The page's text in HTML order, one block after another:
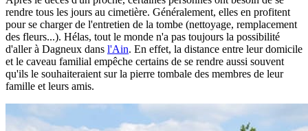
rendre tous les jours au cimetière. Généralement, elles en profitent
pour se charger de l'entretien de la tombe (nettoyage, remplacement
des fleurs...). Hélas, tout le monde n'a pas toujours la possibilité
d'aller à Dagneux dans l'Ain. En effet, la distance entre leur domicile
et le caveau familial empêche certains de se rendre aussi souvent
qu'ils le souhaiteraient sur la pierre tombale des membres de leur
famille et leurs amis.